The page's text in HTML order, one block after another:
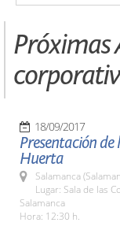
Próximas
18/09/2017
Presentación de
Huerta
Salamanca
Lugar: Sala de las
Salamanca
Hora: 12:30 h.